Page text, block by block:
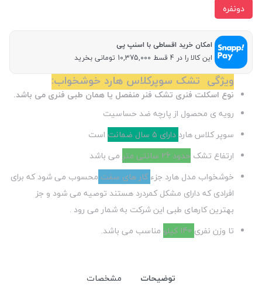
دونفره
امکان خرید اقساطی با اسنپ پی
این کالا را در 4 قسط 10,375,000 تومانی بخرید
ویژگی تشک سوپرکلاس هارد خوشخواب:
نوع اسکلت فنری تشک فنر منفصل یا همان طبی فنری می باشد.
رویه ی محصول از پارچه ضد حساسیت
سوپر کلاس هارد دارای ۵ سال ضمانت
است
ارتفاع تشک حدود ۲6 سانتی متر
می باشد
خوشخواب مدل هارد جزءکار های سفت محسوب می شود که برای
افرادی که دارای مشکل کمردرد هستند توصیه می شود و جز
بهترین کارهای طبی این شرکت به شمار می رود .
تا وزن نفری
مناسب می باشد.
توضیحات
مشخصات